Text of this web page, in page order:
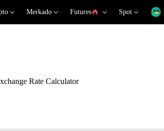
Merkado Futures Spot
Rate Calculator